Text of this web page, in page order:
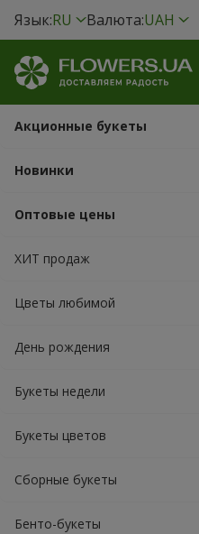
Язык:RU Валюта:UAH
Акционные букеты
Новинки
Оптовые цены
ХИТ продаж
Цветы любимой
День рождения
Букеты недели
Букеты цветов
Сборные букеты
Бенто-букеты